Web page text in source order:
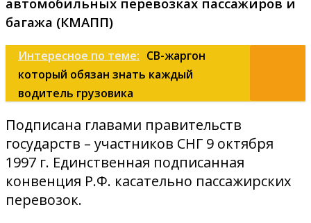
багажа (КМАПП)
Интересное по теме: CB-жаргон
который обязан знать каждый
водитель грузовика
Подписана главами правительств
государств – участников СНГ 9 октября
1997 г. Единственная подписанная
конвенция Р.Ф. касательно пассажирских
перевозок.